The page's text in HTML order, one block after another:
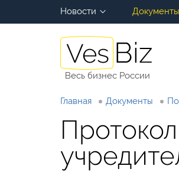
Новости Документы
Весь бизнес России
Главная Документы